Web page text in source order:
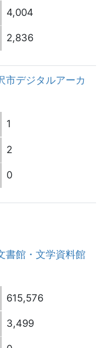
4,004
2,836
市デジタルアーカ
1
2
0
書館・文学資料館
615,576
3,499